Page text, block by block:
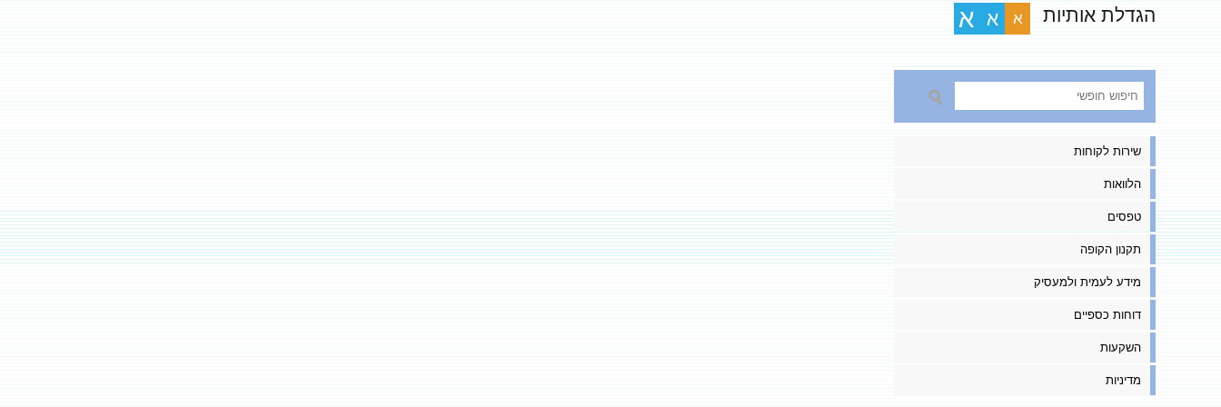
הגדלת אותיות א א א
שירות לקוחות
הלוואות
טפסים
תקנון הקופה
מידע לעמית ולמעסיק
דוחות כספיים
השקעות
מדיניות